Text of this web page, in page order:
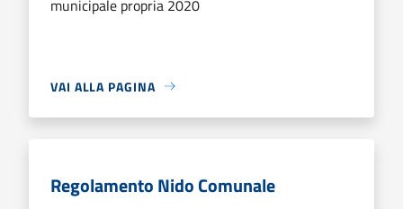
municipale propria 2020
VAI ALLA PAGINA
Regolamento Nido Comunale